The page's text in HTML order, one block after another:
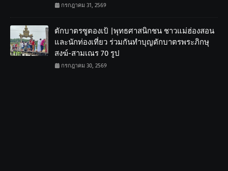
กรกฎาคม 31, 2569
ตักบาตรซูตองเป้ |พุทธศาสนิกชน ชาวแม่ฮ่องสอน
และนักท่องเที่ยว ร่วมกันทำบุญตักบาตรพระภิกษุ
สงฆ์-สามเณร 70 รูป
กรกฎาคม 30, 2569